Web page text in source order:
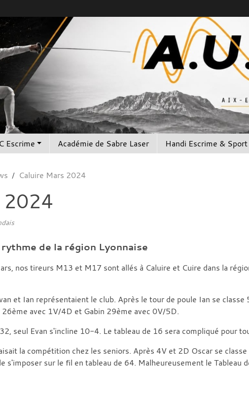
Escrime Académie de Sabre Laser Handi Escrime &
Caluire Mars 2024
2024
de la région Lyonnaise
nos tireurs M13 et M17 sont allés à Caluire et Cuire dans la
et Ian représentaient le club. Après le tour de poule Ian se
avec 1V/4D et Gabin 29ème avec 0V/5D.
seul Evan s'incline 10-4. Le tableau de 16 sera compliqué pour
la compétition chez les seniors. Après 4V et 2D Oscar se
s'imposer sur le fil en tableau de 64. Malheureusement le Tableau